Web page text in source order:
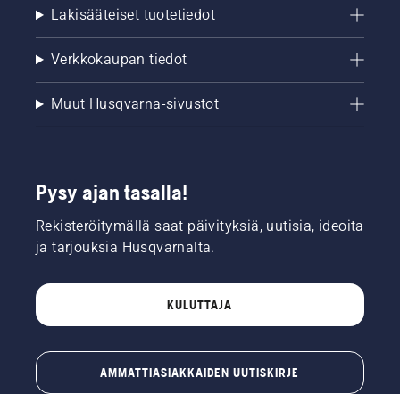
kertyy
Lakisääteiset tuotetiedot
Verkkokaupan tiedot
Muut Husqvarna-sivustot
Pysy ajan tasalla!
Rekisteröitymällä saat päivityksiä, uutisia, ideoita
ja tarjouksia Husqvarnalta.
KULUTTAJA
AMMATTIASIAKKAIDEN UUTISKIRJE